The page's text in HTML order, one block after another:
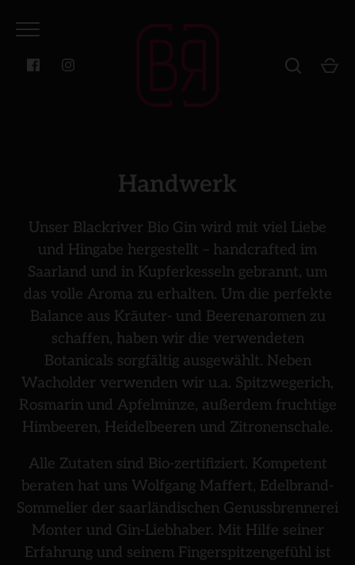
zum
Handwerk
Unser Blackriver Bio Gin wird mit viel Liebe
und Hingabe hergestellt – handcrafted im
Saarland und in Kupferkesseln gebrannt, um
das volle Aroma zu erhalten. Um die perfekte
Balance aus Kräuter- und Beerenaromen zu
schaffen, haben wir die verwendeten
Botanicals sorgfältig ausgewählt. Neben
Wacholder verwenden wir u.a. Spitzwegerich,
Rosmarin und Apfelminze, außerdem fruchtige
Himbeeren, Heidelbeeren und Zitronenschale.
Alle Zutaten sind Bio-zertifiziert. Kompetent
beraten hat uns Wolfgang Maffert, Edelbrand-
Sommelier der saarländischen Genussbrennerei
Monter und Gin-Liebhaber. Mit Hilfe seiner
Erfahrung und seinem Fingerspitzengefühl ist